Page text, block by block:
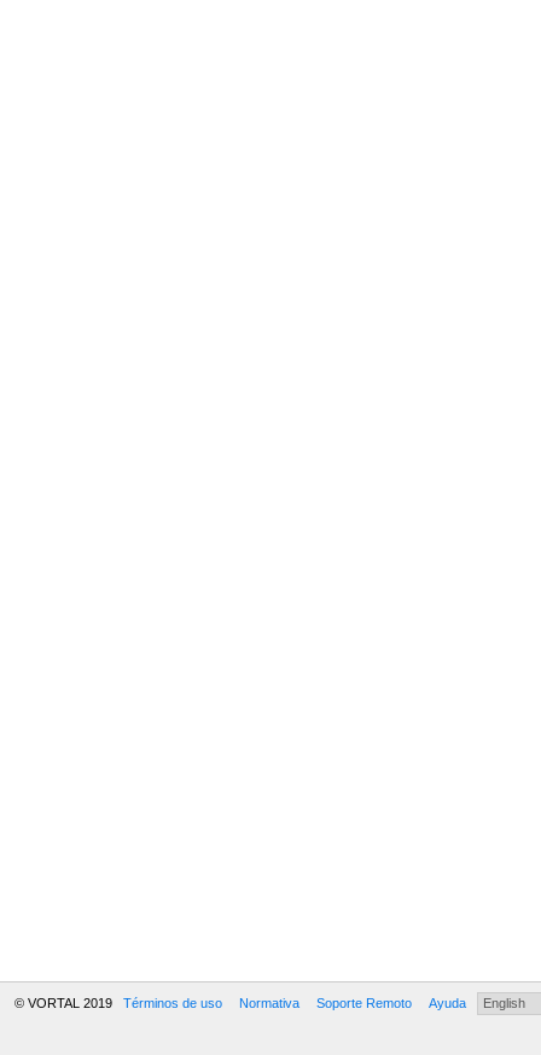
© VORTAL 2019 Términos de uso Normativa Soporte Remoto Ayuda